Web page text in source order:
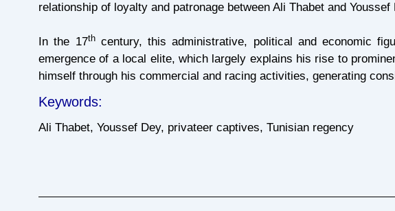
relationship of loyalty and patronage between Ali Thabet and Youssef
In the 17thcentury, this administrative, political and economic
emergence of a local elite, which largely explains his rise to
himself through his commercial and racing activities, generating
Keywords:
Ali Thabet, Youssef Dey, privateer captives, Tunisian regency